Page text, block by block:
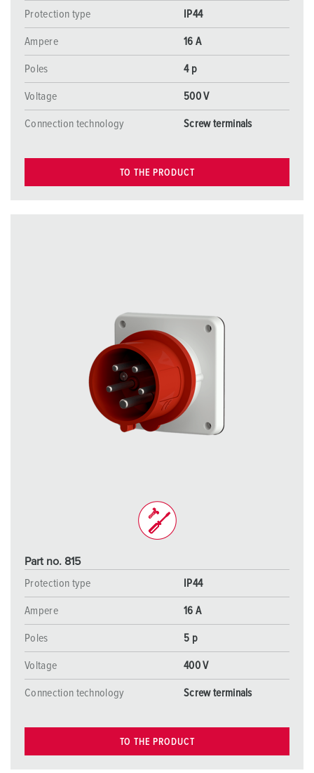
Protection type
IP44
Ampere 16 A
Poles 4 p
Voltage 500 V
Connection technology Screw terminals
TO THE PRODUCT
Part no. 815
Protection type
IP44
Ampere 16 A
Poles 5 p
Voltage 400 V
Connection technology Screw terminals
TO THE PRODUCT